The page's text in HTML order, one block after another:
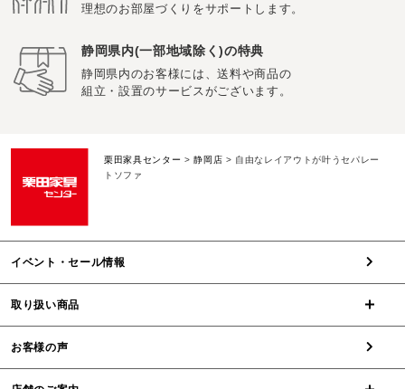
理想のお部屋づくりをサポートします。
静岡県内(一部地域除く)の特典
静岡県内のお客様には、送料や商品の
組立・設置のサービスがございます。
栗田家具センター >静岡店 > 自由なレイアウトが叶うセパレー
トソファ
イベント・セール情報
取り扱い商品
お客様の声